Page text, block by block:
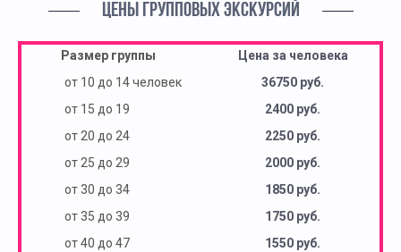
ЦЕНЫ ГРУППОВЫХ ЭКСКУРСИЙ
Размер группы
Цена за человека
от 10 до 14 человек
36750 руб.
от 15 до 19
2400 руб.
от 20 до 24
2250 руб.
от 25 до 29
2000 руб.
от 30 до 34
1850 руб.
от 35 до 39
1750 руб.
от 40 до 47
1550 руб.